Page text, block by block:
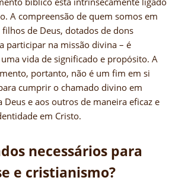
A compreensão de quem somos em
de Deus, dotados de dons
participar na missão divina – é
vida de significado e propósito. A
portanto, não é um fim em si
cumprir o chamado divino em
Deus e aos outros de maneira eficaz e
em Cristo.
necessários para
e cristianismo?